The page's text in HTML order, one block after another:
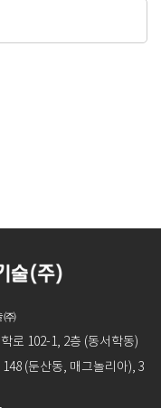
㈜
로 102-1, 2층 (동서학동)
(둔산동, 매그놀리아), 3